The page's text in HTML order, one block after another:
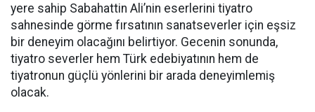
yere sahip Sabahattin Ali’nin eserlerini tiyatro
sahnesinde görme fırsatının sanatseverler için eşsiz
bir deneyim olacağını belirtiyor. Gecenin sonunda,
tiyatro severler hem Türk edebiyatının hem de
tiyatronun güçlü yönlerini bir arada deneyimlemiş
olacak.